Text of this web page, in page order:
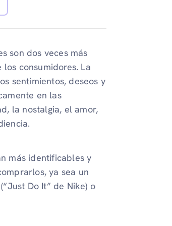
son dos veces más
consumidores. La
sentimientos, deseos y
en las
la nostalgia, el amor,
más identificables y
ya sea un
Do It” de Nike) o